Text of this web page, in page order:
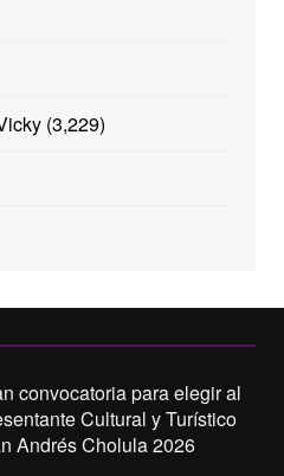
(3,229)
convocatoria para elegir al
Cultural y Turístico
Andrés Cholula 2026